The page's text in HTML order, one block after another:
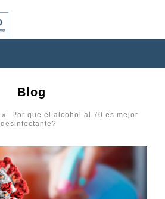
Blog
»
Por que el alcohol al 70 es mejor
desinfectante?